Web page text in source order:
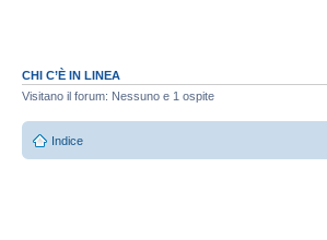
CHI C’È IN LINEA
Visitano il forum: Nessuno e 1 ospite
Indice